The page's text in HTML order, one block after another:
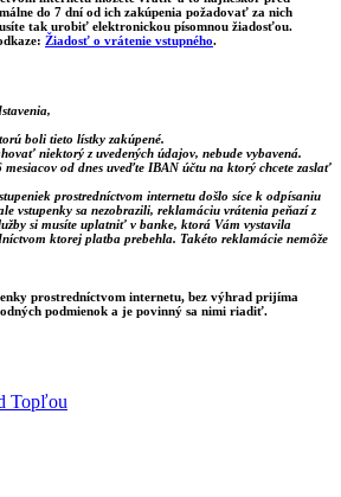
do 7 dní od ich zakúpenia požadovať za nich
tak urobiť elektronickou písomnou žiadosťou.
Žiadosť o vrátenie vstupného.
boli tieto lístky zakúpené.
niektorý z uvedených údajov, nebude vybavená.
od dnes uveďte IBAN účtu na ktorý chcete zaslať
prostredníctvom internetu došlo síce k odpísaniu
vstupenky sa nezobrazili, reklamáciu vrátenia peňazí z
si musíte uplatniť v banke, ktorá Vám vystavila
ktorej platba prebehla. Takéto reklamácie nemôže
prostredníctvom internetu, bez výhrad prijíma
podmienok a je povinný sa nimi riadiť.
Topľou